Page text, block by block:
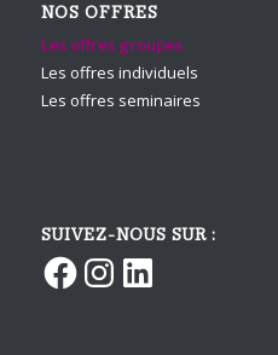
NOS OFFRES
Les offres groupes
Les offres individuels
Les offres seminaires
SUIVEZ-NOUS SUR :
FacebookInstagram
LinkedIn